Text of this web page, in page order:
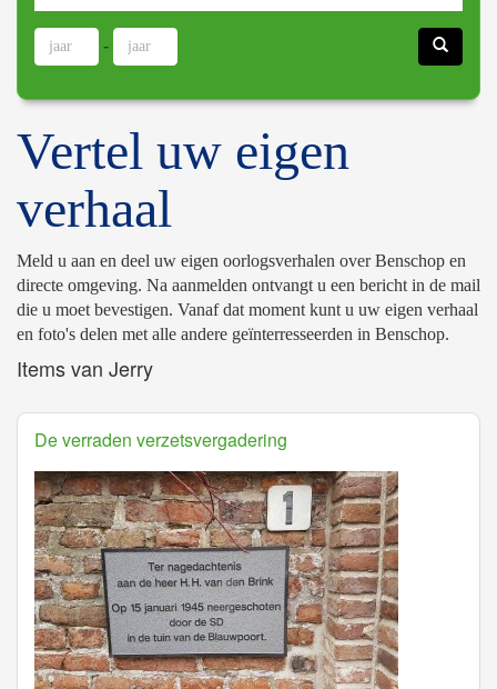
-
Vertel uw eigen
verhaal
Meld u aan en deel uw eigen oorlogsverhalen over Benschop en
directe omgeving. Na aanmelden ontvangt u een bericht in de mail
die u moet bevestigen. Vanaf dat moment kunt u uw eigen verhaal
en foto's delen met alle andere geïnterresseerden in Benschop.
Items van Jerry
De verraden verzetsvergadering